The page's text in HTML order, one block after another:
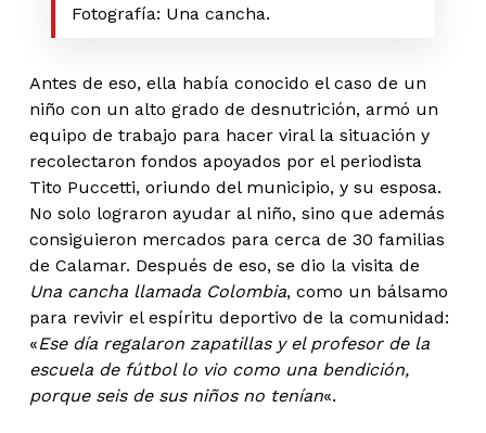
Fotografía: Una cancha.
Antes de eso, ella había conocido el caso de un
niño con un alto grado de desnutrición, armó un
equipo de trabajo para hacer viral la situación y
recolectaron fondos apoyados por el periodista
Tito Puccetti, oriundo del municipio, y su esposa.
No solo lograron ayudar al niño, sino que además
consiguieron mercados para cerca de 30 familias
de Calamar. Después de eso, se dio la visita de
Una cancha llamada Colombia, como un bálsamo
para revivir el espíritu deportivo de la comunidad:
«Ese día regalaron zapatillas y el profesor de la
escuela de fútbol lo vio como una bendición,
porque seis de sus niños no tenían«.